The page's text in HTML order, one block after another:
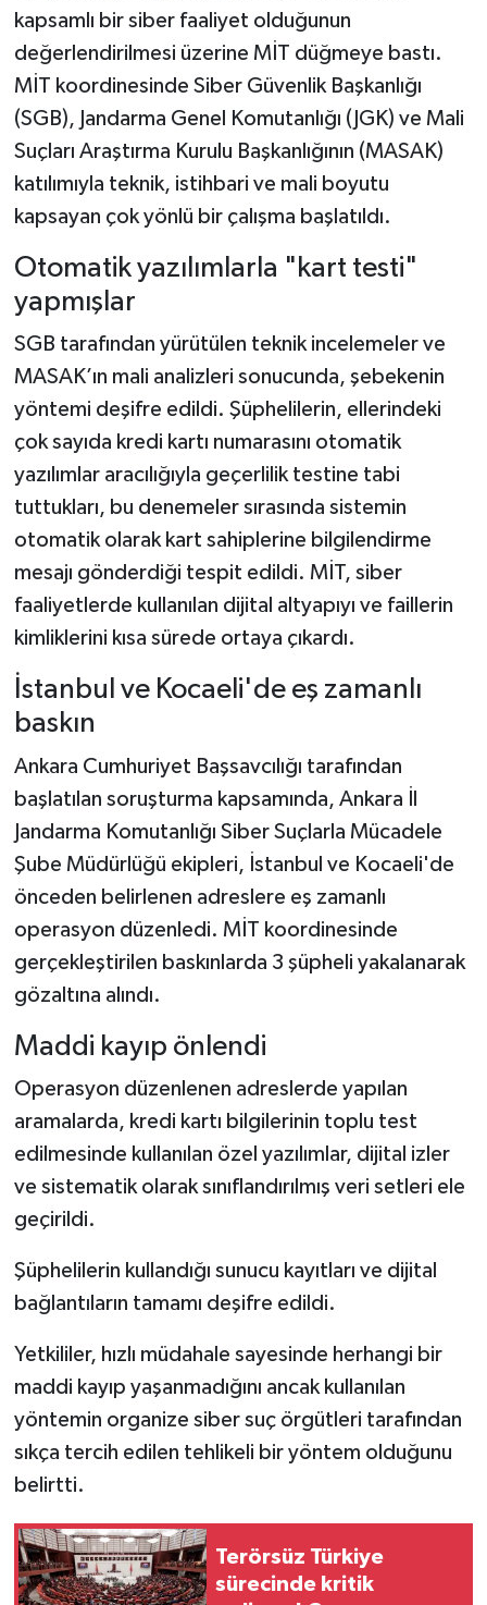
kapsamlı bir siber faaliyet olduğunun
değerlendirilmesi üzerine MİT düğmeye bastı.
MİT koordinesinde Siber Güvenlik Başkanlığı
(SGB), Jandarma Genel Komutanlığı (JGK) ve Mali
Suçları Araştırma Kurulu Başkanlığının (MASAK)
katılımıyla teknik, istihbari ve mali boyutu
kapsayan çok yönlü bir çalışma başlatıldı.
Otomatik yazılımlarla "kart testi"
yapmışlar
SGB tarafından yürütülen teknik incelemeler ve
MASAK’ın mali analizleri sonucunda, şebekenin
yöntemi deşifre edildi. Şüphelilerin, ellerindeki
çok sayıda kredi kartı numarasını otomatik
yazılımlar aracılığıyla geçerlilik testine tabi
tuttukları, bu denemeler sırasında sistemin
otomatik olarak kart sahiplerine bilgilendirme
mesajı gönderdiği tespit edildi. MİT, siber
faaliyetlerde kullanılan dijital altyapıyı ve faillerin
kimliklerini kısa sürede ortaya çıkardı.
İstanbul ve Kocaeli'de eş zamanlı
baskın
Ankara Cumhuriyet Başsavcılığı tarafından
başlatılan soruşturma kapsamında, Ankara İl
Jandarma Komutanlığı Siber Suçlarla Mücadele
Şube Müdürlüğü ekipleri, İstanbul ve Kocaeli'de
önceden belirlenen adreslere eş zamanlı
operasyon düzenledi. MİT koordinesinde
gerçekleştirilen baskınlarda 3 şüpheli yakalanarak
gözaltına alındı.
Maddi kayıp önlendi
Operasyon düzenlenen adreslerde yapılan
aramalarda, kredi kartı bilgilerinin toplu test
edilmesinde kullanılan özel yazılımlar, dijital izler
ve sistematik olarak sınıflandırılmış veri setleri ele
geçirildi.
Şüphelilerin kullandığı sunucu kayıtları ve dijital
bağlantıların tamamı deşifre edildi.
Yetkililer, hızlı müdahale sayesinde herhangi bir
maddi kayıp yaşanmadığını ancak kullanılan
yöntemin organize siber suç örgütleri tarafından
sıkça tercih edilen tehlikeli bir yöntem olduğunu
belirtti.
Terörsüz Türkiye
sürecinde kritik